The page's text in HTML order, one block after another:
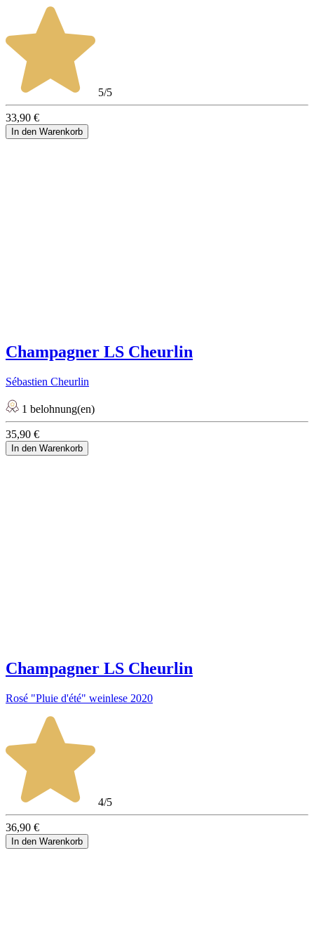
5/5
33,90 €
In den Warenkorb
Champagner LS Cheurlin
Sébastien Cheurlin
1 belohnung(en)
35,90 €
In den Warenkorb
Champagner LS Cheurlin
Rosé "Pluie d'été" weinlese 2020
4/5
36,90 €
In den Warenkorb